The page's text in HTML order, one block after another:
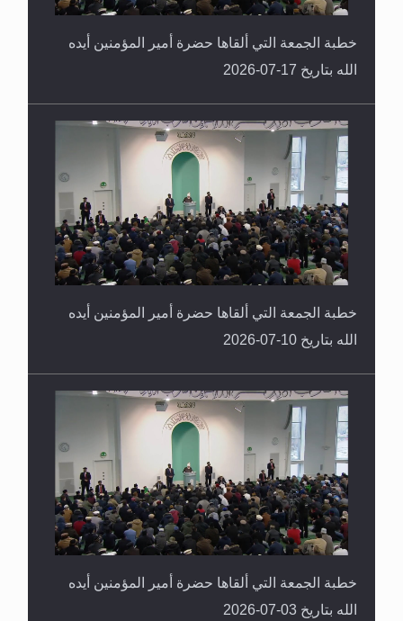
خطبة الجمعة التي ألقاها حضرة أمير المؤمنين أيده
الله بتاريخ 17-07-2026
خطبة الجمعة التي ألقاها حضرة أمير المؤمنين أيده
الله بتاريخ 10-07-2026
خطبة الجمعة التي ألقاها حضرة أمير المؤمنين أيده
الله بتاريخ 03-07-2026